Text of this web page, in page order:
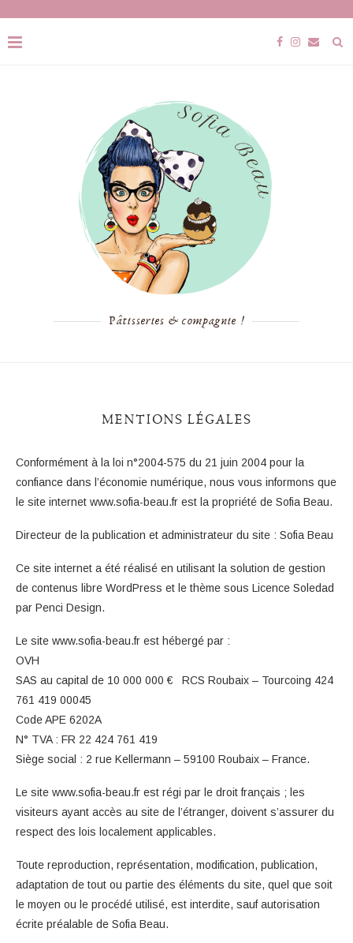
Pâtisseries & compagnie !
MENTIONS LÉGALES
Conformément à la loi n°2004-575 du 21 juin 2004 pour la
confiance dans l’économie numérique, nous vous informons que
le site internet www.sofia-beau.fr est la propriété de Sofia Beau.
Directeur de la publication et administrateur du site : Sofia Beau
Ce site internet a été réalisé en utilisant la solution de gestion
de contenus libre WordPress et le thème sous Licence Soledad
par Penci Design.
Le site www.sofia-beau.fr est hébergé par :
OVH
SAS au capital de 10 000 000 € RCS Roubaix – Tourcoing 424
761 419 00045
Code APE 6202A
N° TVA : FR 22 424 761 419
Siège social : 2 rue Kellermann – 59100 Roubaix – France.
Le site www.sofia-beau.fr est régi par le droit français ; les
visiteurs ayant accès au site de l’étranger, doivent s’assurer du
respect des lois localement applicables.
Toute reproduction, représentation, modification, publication,
adaptation de tout ou partie des éléments du site, quel que soit
le moyen ou le procédé utilisé, est interdite, sauf autorisation
écrite préalable de Sofia Beau.